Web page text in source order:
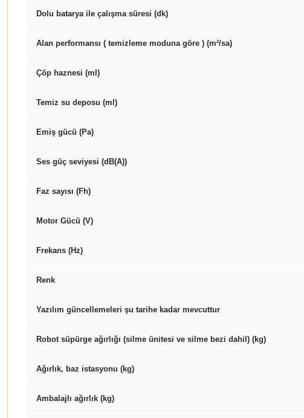
Dolu batarya ile çalışma süresi (dk)
Alan performansı ( temizleme moduna göre ) (m²/sa)
Çöp haznesi (ml)
Temiz su deposu (ml)
Emiş gücü (Pa)
Ses güç seviyesi (dB(A))
Faz sayısı (Fh)
Motor Gücü (V)
Frekans (Hz)
Renk
Yazılım güncellemeleri şu tarihe kadar mevcuttur
Robot süpürge ağırlığı (silme ünitesi ve silme bezi dahil) (kg)
Ağırlık, baz istasyonu (kg)
Ambalajlı ağırlık (kg)